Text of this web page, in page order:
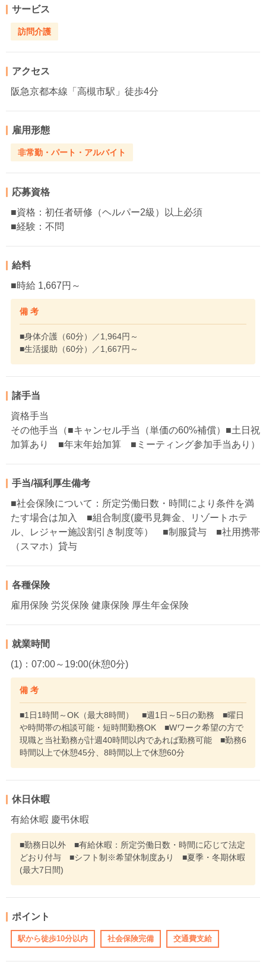
サービス
訪問介護
アクセス
阪急京都本線「高槻市駅」徒歩4分
雇用形態
非常勤・パート・アルバイト
応募資格
■資格：初任者研修（ヘルパー2級）以上必須
■経験：不問
給料
■時給 1,667円～
備 考
■身体介護（60分）／1,964円～
■生活援助（60分）／1,667円～
諸手当
資格手当
その他手当（■キャンセル手当（単価の60%補償）■土日祝
加算あり ■年末年始加算 ■ミーティング参加手当あり）
手当/福利厚生備考
■社会保険について：所定労働日数・時間により条件を満
たす場合は加入 ■組合制度(慶弔見舞金、リゾートホテ
ル、レジャー施設割引き制度等） ■制服貸与 ■社用携帯
（スマホ）貸与
各種保険
雇用保険 労災保険 健康保険 厚生年金保険
就業時間
(1)：07:00～19:00(休憩0分)
備 考
■1日1時間～OK（最大8時間） ■週1日～5日の勤務 ■曜日
や時間帯の相談可能・短時間勤務OK ■Wワーク希望の方で
現職と当社勤務が計週40時間以内であれば勤務可能 ■勤務6
時間以上で休憩45分、8時間以上で休憩60分
休日休暇
有給休暇 慶弔休暇
■勤務日以外 ■有給休暇：所定労働日数・時間に応じて法定
どおり付与 ■シフト制※希望休制度あり ■夏季・冬期休暇
(最大7日間)
ポイント
駅から徒歩10分以内 社会保険完備 交通費支給